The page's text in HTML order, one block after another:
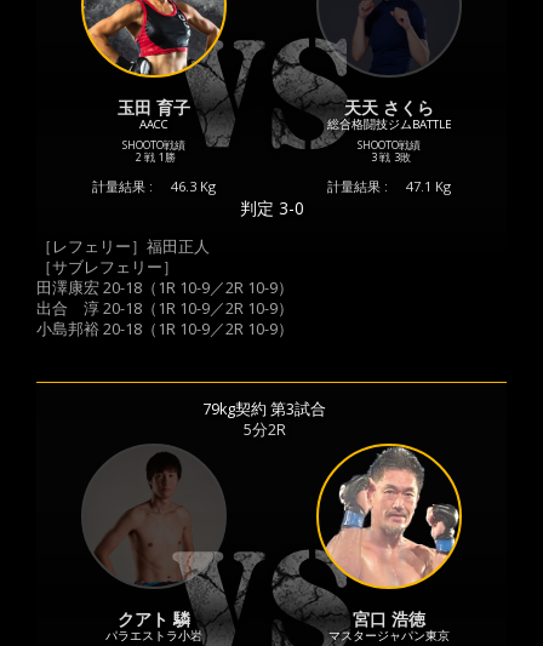
玉田 育子
AACC
SHOOTO戦績
2 戦 1勝
計量結果 : 46.3 Kg
天天 さくら
総合格闘技ジムBATTLE
SHOOTO戦績
3 戦 3敗
計量結果 : 47.1 Kg
判定 3-0
［レフェリー］福田正人
［サブレフェリー］
田澤康宏 20-18（1R 10-9／2R 10-9）
出合 淳 20-18（1R 10-9／2R 10-9）
小島邦裕 20-18（1R 10-9／2R 10-9）
79kg契約 第3試合
5分2R
クアト 驎
パラエストラ小岩
宮口 浩徳
マスタージャパン東京